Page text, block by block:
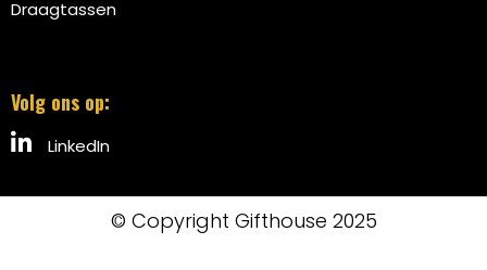
Draagtassen
Volg ons op:
LinkedIn
© Copyright Gifthouse 2025